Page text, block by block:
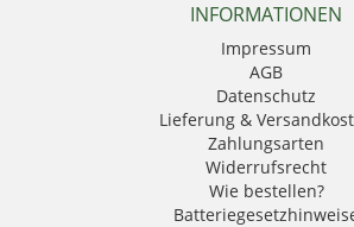
INFORMATIONEN
Impressum
AGB
Datenschutz
Lieferung &
Zahlungsarten
Widerrufsrecht
Wie bestellen?